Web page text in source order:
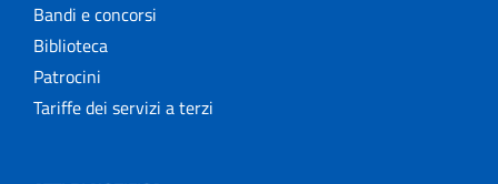
Bandi e concorsi
Biblioteca
Patrocini
Tariffe dei servizi a terzi